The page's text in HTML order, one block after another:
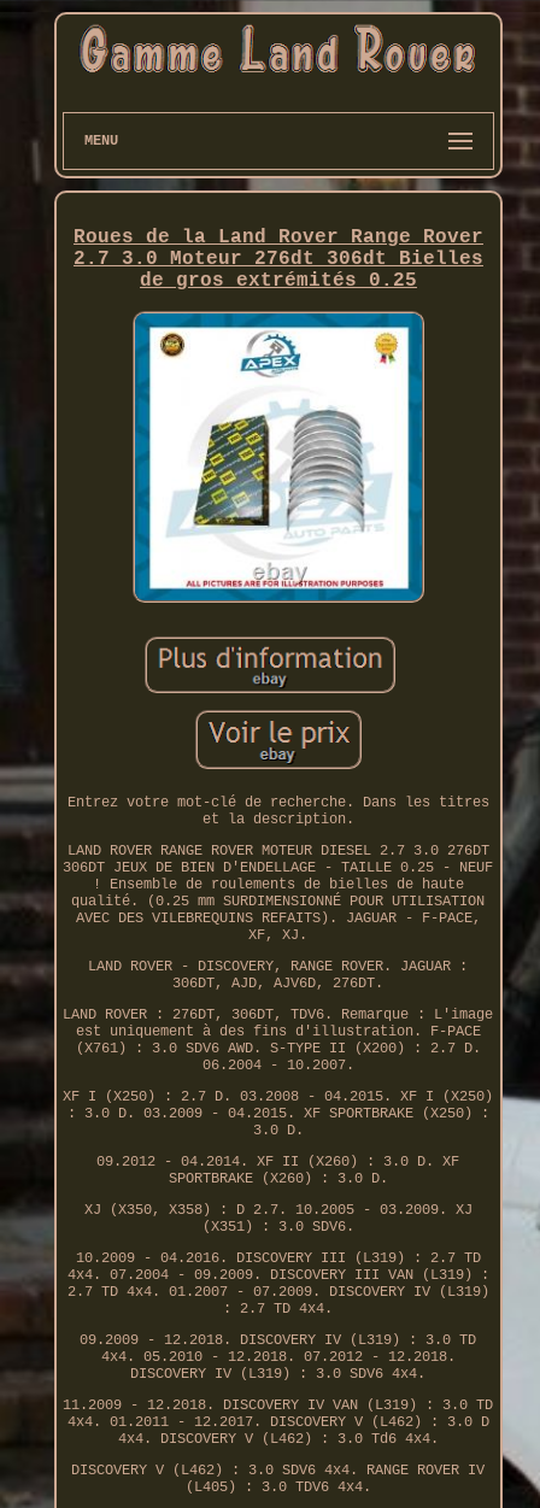
MENU
Roues de la Land Rover Range Rover
2.7 3.0 Moteur 276dt 306dt Bielles
de gros extrémités 0.25
Entrez votre mot-clé de recherche. Dans les titres
et la description.
LAND ROVER RANGE ROVER MOTEUR DIESEL 2.7 3.0 276DT
306DT JEUX DE BIEN D'ENDELLAGE - TAILLE 0.25 - NEUF
! Ensemble de roulements de bielles de haute
qualité. (0.25 mm SURDIMENSIONNÉ POUR UTILISATION
AVEC DES VILEBREQUINS REFAITS). JAGUAR - F-PACE,
XF, XJ.
LAND ROVER - DISCOVERY, RANGE ROVER. JAGUAR :
306DT, AJD, AJV6D, 276DT.
LAND ROVER : 276DT, 306DT, TDV6. Remarque : L'image
est uniquement à des fins d'illustration. F-PACE
(X761) : 3.0 SDV6 AWD. S-TYPE II (X200) : 2.7 D.
06.2004 - 10.2007.
XF I (X250) : 2.7 D. 03.2008 - 04.2015. XF I (X250)
: 3.0 D. 03.2009 - 04.2015. XF SPORTBRAKE (X250) :
3.0 D.
09.2012 - 04.2014. XF II (X260) : 3.0 D. XF
SPORTBRAKE (X260) : 3.0 D.
XJ (X350, X358) : D 2.7. 10.2005 - 03.2009. XJ
(X351) : 3.0 SDV6.
10.2009 - 04.2016. DISCOVERY III (L319) : 2.7 TD
4x4. 07.2004 - 09.2009. DISCOVERY III VAN (L319) :
2.7 TD 4x4. 01.2007 - 07.2009. DISCOVERY IV (L319)
: 2.7 TD 4x4.
09.2009 - 12.2018. DISCOVERY IV (L319) : 3.0 TD
4x4. 05.2010 - 12.2018. 07.2012 - 12.2018.
DISCOVERY IV (L319) : 3.0 SDV6 4x4.
11.2009 - 12.2018. DISCOVERY IV VAN (L319) : 3.0 TD
4x4. 01.2011 - 12.2017. DISCOVERY V (L462) : 3.0 D
4x4. DISCOVERY V (L462) : 3.0 Td6 4x4.
DISCOVERY V (L462) : 3.0 SDV6 4x4. RANGE ROVER IV
(L405) : 3.0 TDV6 4x4.